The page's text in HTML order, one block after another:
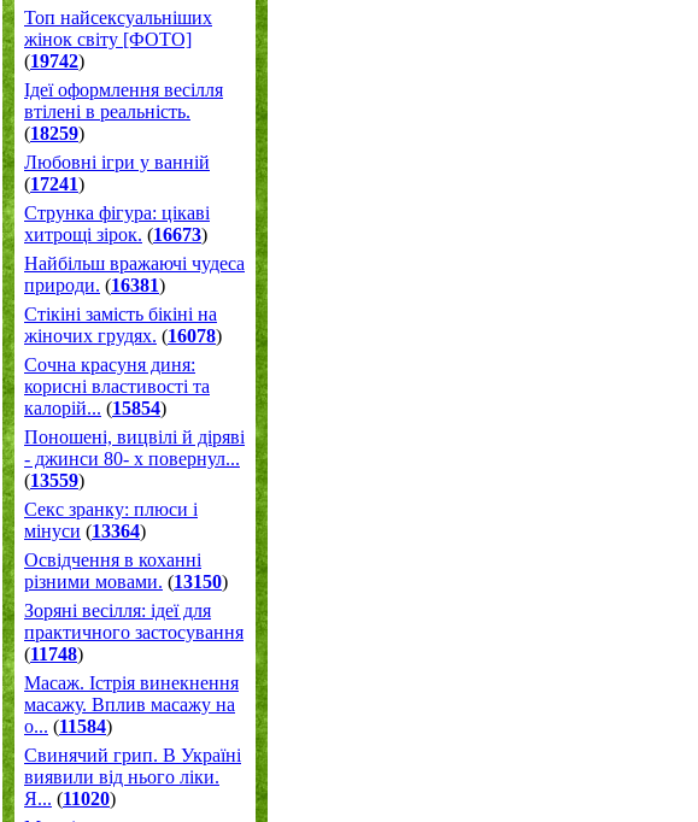
Топ найсексуальніших
жінок світу [ФОТО]
(19742)
Ідеї оформлення весілля
втілені в реальність.
(18259)
Любовні ігри у ванній
(17241)
Струнка фігура: цікаві
хитрощі зірок. (16673)
Найбільш вражаючі чудеса
природи. (16381)
Стікіні замість бікіні на
жіночих грудях. (16078)
Сочна красуня диня:
корисні властивості та
калорій... (15854)
Поношені, вицвілі й діряві
- джинси 80- х повернул...
(13559)
Секс зранку: плюси і
мінуси (13364)
Освідчення в коханні
різними мовами. (13150)
Зоряні весілля: ідеї для
практичного застосування
(11748)
Масаж. Істрія винекнення
масажу. Вплив масажу на
о... (11584)
Свинячий грип. В Україні
виявили від нього ліки.
Я... (11020)